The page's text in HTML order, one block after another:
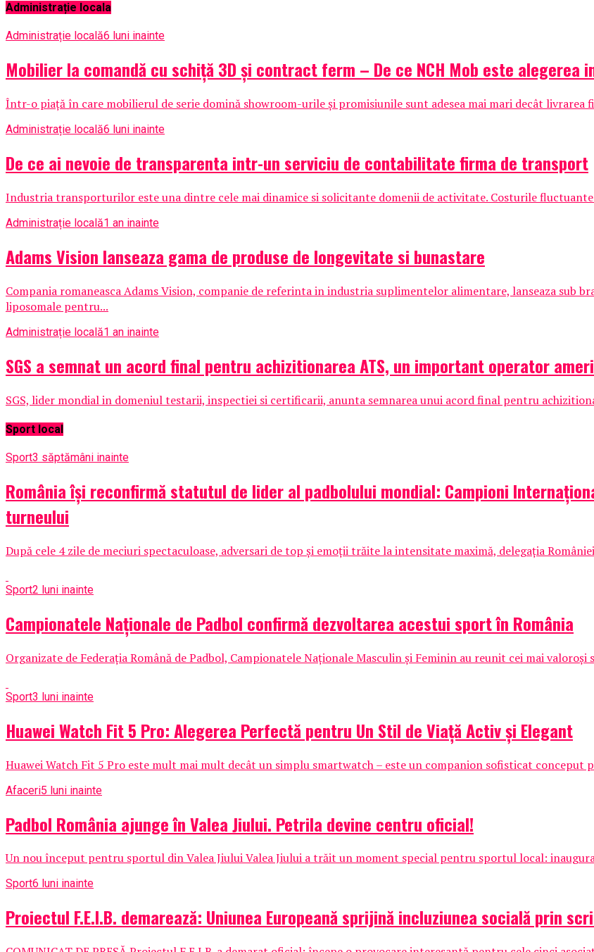
Administrație locala
Administrație locală6 luni inainte
Mobilier la comandă cu schiță 3D și contract ferm – De ce NCH Mob este
Într-o piață în care mobilierul de serie domină showroom-urile și promisiunile sunt adesea mai mari decât livrarea
Administrație locală6 luni inainte
De ce ai nevoie de transparenta intr-un serviciu de contabilitate firma de transport
Industria transporturilor este una dintre cele mai dinamice si solicitante domenii de activitate. Costurile
Administrație locală1 an inainte
Adams Vision lanseaza gama de produse de longevitate si bunastare
Compania romaneasca Adams Vision, companie de referinta in industria suplimentelor alimentare, lanseaza sub
liposomale pentru...
Administrație locală1 an inainte
SGS a semnat un acord final pentru achizitionarea ATS, un important operator
SGS, lider mondial in domeniul testarii, inspectiei si certificarii, anunta semnarea unui acord final pentru
Sport local
Sport3 săptămâni inainte
România își reconfirmă statutul de lider al padbolului mondial: Campioni
turneului
După cele 4 zile de meciuri spectaculoase, adversari de top și emoții trăite la intensitate maximă, delegația
Sport2 luni inainte
Campionatele Naționale de Padbol confirmă dezvoltarea acestui sport în România
Organizate de Federația Română de Padbol, Campionatele Naționale Masculin și Feminin au reunit cei mai
Sport3 luni inainte
Huawei Watch Fit 5 Pro: Alegerea Perfectă pentru Un Stil de Viață Activ și Elegant
Huawei Watch Fit 5 Pro este mult mai mult decât un simplu smartwatch – este un companion sofisticat conceput
Afaceri5 luni inainte
Padbol România ajunge în Valea Jiului. Petrila devine centru oficial!
Un nou început pentru sportul din Valea Jiului Valea Jiului a trăit un moment special pentru sportul local:
Sport6 luni inainte
Proiectul F.E.I.B. demarează: Uniunea Europeană sprijină incluziunea socială prin